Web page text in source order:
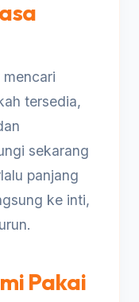
tersedia,
sekarang
panjang
ke inti,
Pakai